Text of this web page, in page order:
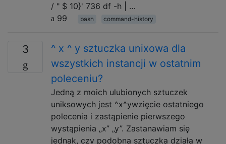
/ " $ 10}' 736 df -h | …
99
bash command-history
3
^ x ^ y sztuczka unixowa dla
wszystkich instancji w ostatnim
poleceniu?
Jedną z moich ulubionych sztuczek
uniksowych jest ^x^ywzięcie ostatniego
polecenia i zastąpienie pierwszego
wystąpienia „x” „y”. Zastanawiam się
jednak, czy podobna sztuczka działa w